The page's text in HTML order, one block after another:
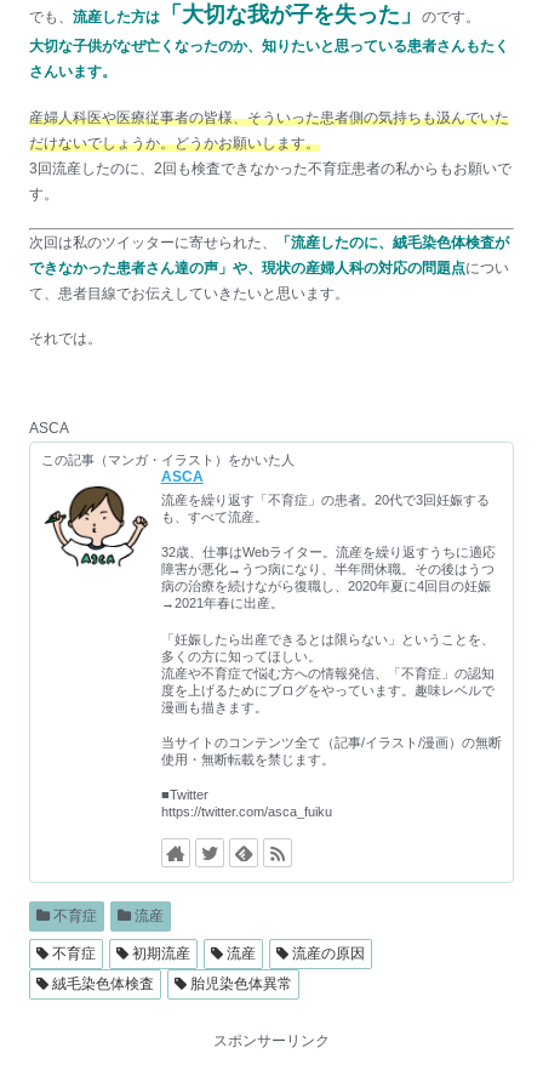
でも、 流産した方は 「大切な我が子を失った」
のです。
大切な子供がなぜ亡くなったのか、知りたいと思っている患者さんもたく
さんいます。
産婦人科医や医療従事者の皆様、そういった患者側の気持ちも汲んでいた
だけないでしょうか。どうかお願いします。
3回流産したのに、2回も検査できなかった不育症患者の私からもお願いで
す。
次回は私のツイッターに寄せられた、
「流産したのに、絨毛染色体検査が
できなかった患者さん達の声」や、現状の産婦人科の対応の問題点につい
て、患者目線でお伝えしていきたいと思います。
それでは。
ASCA
この記事（マンガ・イラスト）をかいた人
ASCA
流産を繰り返す「不育症」の患者。20代で3回妊娠する
も、すべて流産。
32歳、仕事はWebライター。流産を繰り返すうちに適応
障害が悪化→うつ病になり、半年間休職。その後はうつ
病の治療を続けながら復職し、2020年夏に4回目の妊娠
→2021年春に出産。
「妊娠したら出産できるとは限らない」ということを、
多くの方に知ってほしい。
流産や不育症で悩む方への情報発信、「不育症」の認知
度を上げるためにブログをやっています。趣味レベルで
漫画も描きます。
当サイトのコンテンツ全て（記事/イラスト/漫画）の無断
使用・無断転載を禁じます。
■Twitter
https://twitter.com/asca_fuiku
不育症 流産
不育症 初期流産 流産
流産の原因
絨毛染色体検査
胎児染色体異常
スポンサーリンク